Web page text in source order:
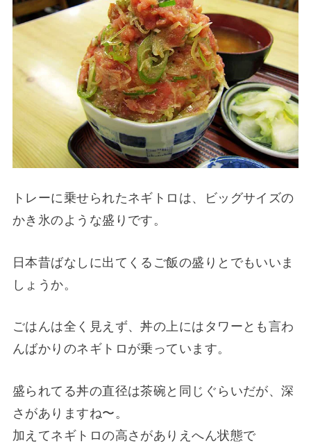
トレーに乗せられたネギトロは、ビッグサイズの
かき氷のような盛りです。
日本昔ばなしに出てくるご飯の盛りとでもいいま
しょうか。
ごはんは全く見えず、丼の上にはタワーとも言わ
んばかりのネギトロが乗っています。
盛られてる丼の直径は茶碗と同じぐらいだが、深
さがありますね〜。
加えてネギトロの高さがありえへん状態で